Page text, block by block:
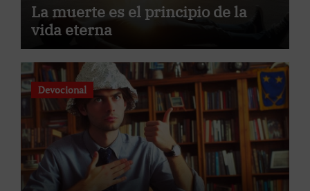
La muerte es el principio de la
vida eterna
Devocional